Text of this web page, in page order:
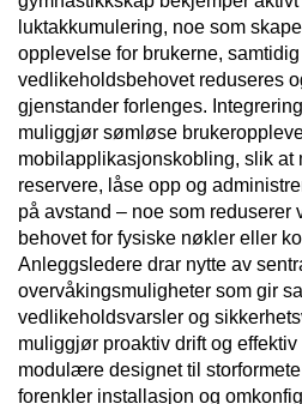
luktakkumulering, noe som
opplevelse for brukerne,
vedlikeholdsbehovet reduseres
gjenstander forlenges.
muliggjør sømløse
mobilapplikasjonskobling, slik at
reservere, låse opp og
på avstand – noe som reduserer
behovet for fysiske nøkler eller
Anleggsledere drar nytte av
overvåkingsmuligheter som gir
vedlikeholdsvarsler og
muliggjør proaktiv drift og
modulære designet til
forenkler installasjon og